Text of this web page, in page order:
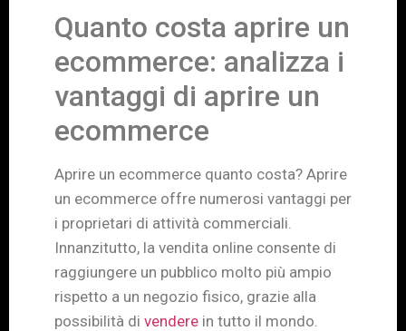
Quanto costa aprire un
ecommerce: analizza i
vantaggi di aprire un
ecommerce
Aprire un ecommerce quanto costa? Aprire
un ecommerce offre numerosi vantaggi per
i proprietari di attività commerciali.
Innanzitutto, la vendita online consente di
raggiungere un pubblico molto più ampio
rispetto a un negozio fisico, grazie alla
possibilità di vendere in tutto il mondo.